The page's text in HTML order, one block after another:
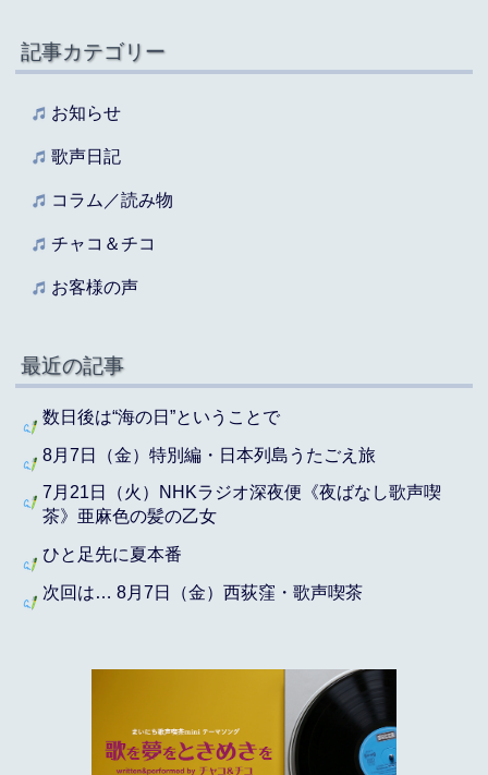
記事カテゴリー
お知らせ
歌声日記
コラム／読み物
チャコ＆チコ
お客様の声
最近の記事
数日後は“海の日”ということで
8月7日（金）特別編・日本列島うたごえ旅
7月21日（火）NHKラジオ深夜便《夜ばなし歌声喫
茶》亜麻色の髪の乙女
ひと足先に夏本番
次回は… 8月7日（金）西荻窪・歌声喫茶